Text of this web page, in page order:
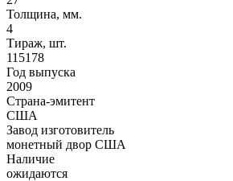
Толщина, мм.
4
Тираж, шт.
115178
Год выпуска
2009
Страна-эмитент
США
Завод изготовитель
монетный двор США
Наличие
ожидаются